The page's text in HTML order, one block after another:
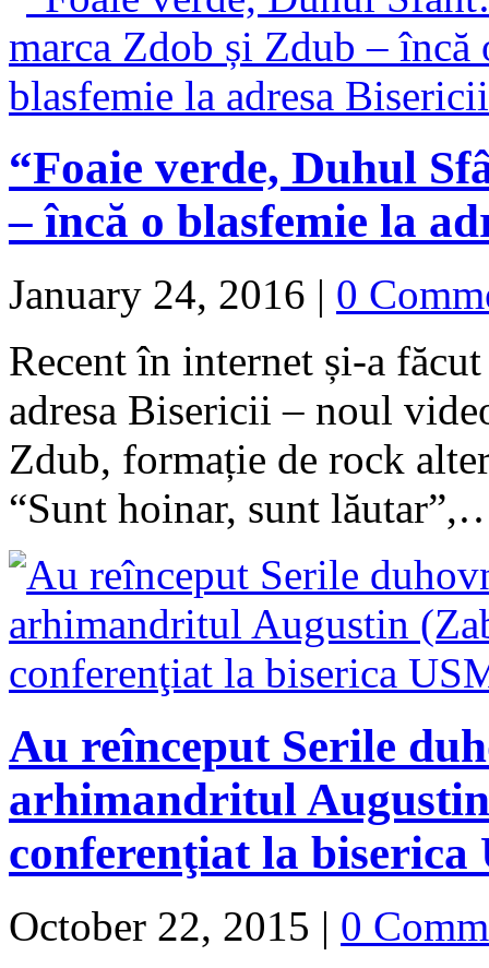
“Foaie verde, Duhul
– încă o blasfemie la
January 24, 2016 | 0
Recent în internet și-a
adresa Bisericii – noul
Zdub, formație de rock
“Sunt hoinar, sunt
Au reînceput Serile
arhimandritul
conferenţiat la biserica
October 22, 2015 | 0